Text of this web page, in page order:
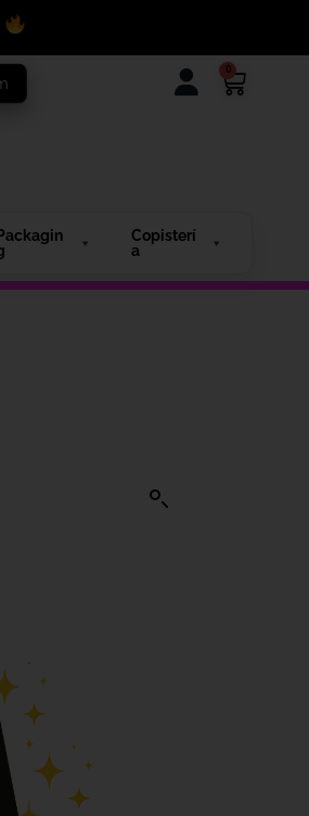
0
Packagin
Copisterí
a